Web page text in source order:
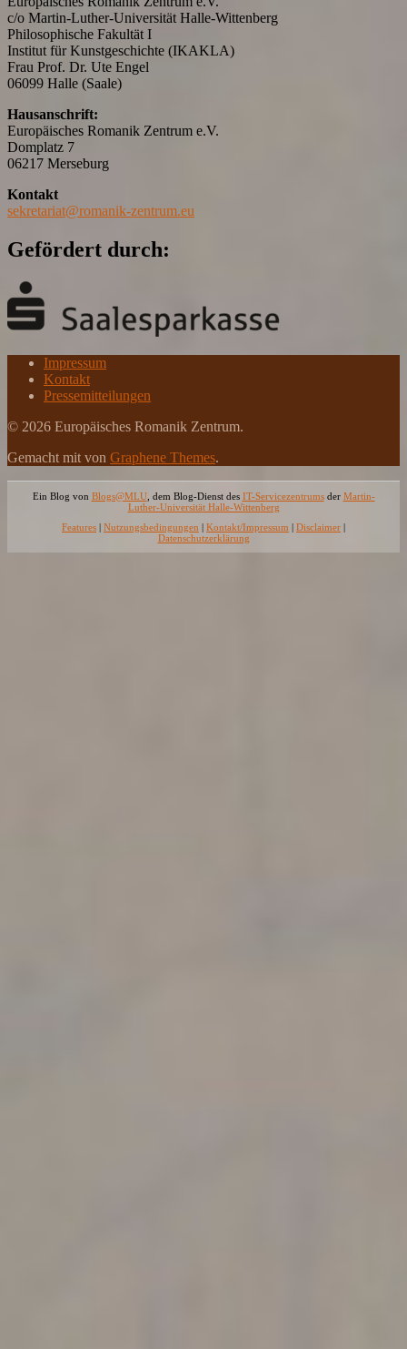
c/o Martin-Luther-Universität Halle-Wittenberg
Philosophische Fakultät I
Institut für Kunstgeschichte (IKAKLA)
Frau Prof. Dr. Ute Engel
06099 Halle (Saale)
Hausanschrift:
Europäisches Romanik Zentrum e.V.
Domplatz 7
06217 Merseburg
Kontakt
sekretariat@romanik-zentrum.eu
Gefördert durch:
Impressum
Kontakt
Pressemitteilungen
© 2026 Europäisches Romanik Zentrum.
Gemacht mit von Graphene Themes.
Ein Blog von Blogs@MLU, dem Blog-Dienst des IT-Servicezentrumsder Martin-
Luther-Universität Halle-Wittenberg
Features | Nutzungsbedingungen | Kontakt/Impressum | Disclaimer |
Datenschutzerklärung